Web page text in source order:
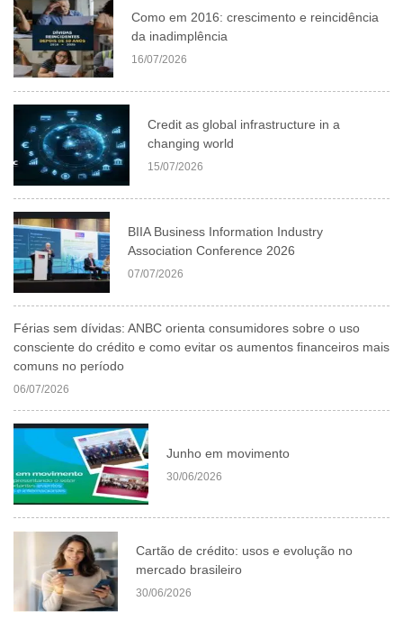
Como em 2016: crescimento e reincidência
da inadimplência
16/07/2026
Credit as global infrastructure in a
changing world
15/07/2026
BIIA Business Information Industry
Association Conference 2026
07/07/2026
Férias sem dívidas: ANBC orienta consumidores sobre o uso
consciente do crédito e como evitar os aumentos financeiros mais
comuns no período
06/07/2026
Junho em movimento
30/06/2026
Cartão de crédito: usos e evolução no
mercado brasileiro
30/06/2026